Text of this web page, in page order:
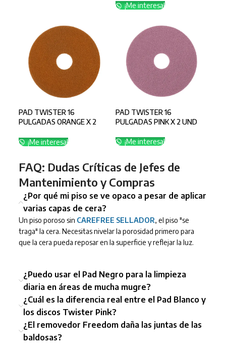
¡Me interesa!
PAD TWISTER 16
PULGADAS ORANGE X 2
¡Me interesa!
PAD TWISTER 16
PULGADAS PINK X 2 UND
¡Me interesa!
FAQ: Dudas Críticas de Jefes de
Mantenimiento y Compras
¿Por qué mi piso se ve opaco a pesar de aplicar
varias capas de cera?
Un piso poroso sin CAREFREE SELLADOR, el piso "se
traga" la cera. Necesitas nivelar la porosidad primero para
que la cera pueda reposar en la superficie y reflejar la luz.
¿Puedo usar el Pad Negro para la limpieza
diaria en áreas de mucha mugre?
¿Cuál es la diferencia real entre el Pad Blanco y
los discos Twister Pink?
¿El removedor Freedom daña las juntas de las
baldosas?